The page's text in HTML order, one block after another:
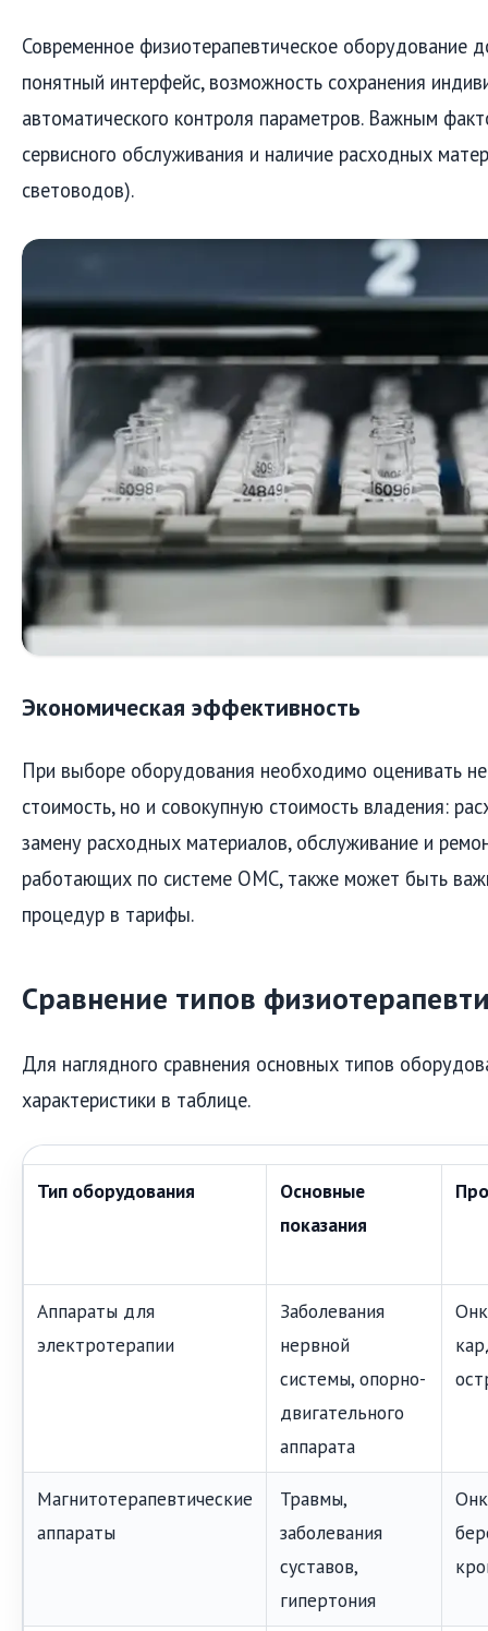
Современное физиотерапевтическое оборудование
понятный интерфейс, возможность сохранения
автоматического контроля параметров. Важным
сервисного обслуживания и наличие расходных
световодов).
Экономическая эффективность
При выборе оборудования необходимо оценивать
стоимость, но и совокупную стоимость владения:
замену расходных материалов, обслуживание и
работающих по системе ОМС, также может быть
процедур в тарифы.
Сравнение типов
Для наглядного сравнения основных типов
характеристики в таблице.
Тип оборудования
Основные
показания
Аппараты для
электротерапии
Заболевания
нервной
системы, опорно-
двигательного
аппарата
Магнитотерапевтические
аппараты
Травмы,
заболевания
суставов,
гипертония